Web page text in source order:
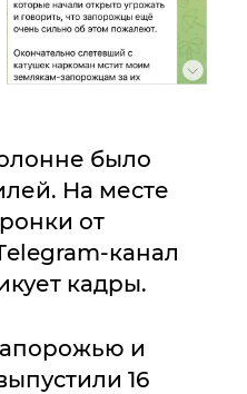
было
На месте
от
канал
кадры.
и
16